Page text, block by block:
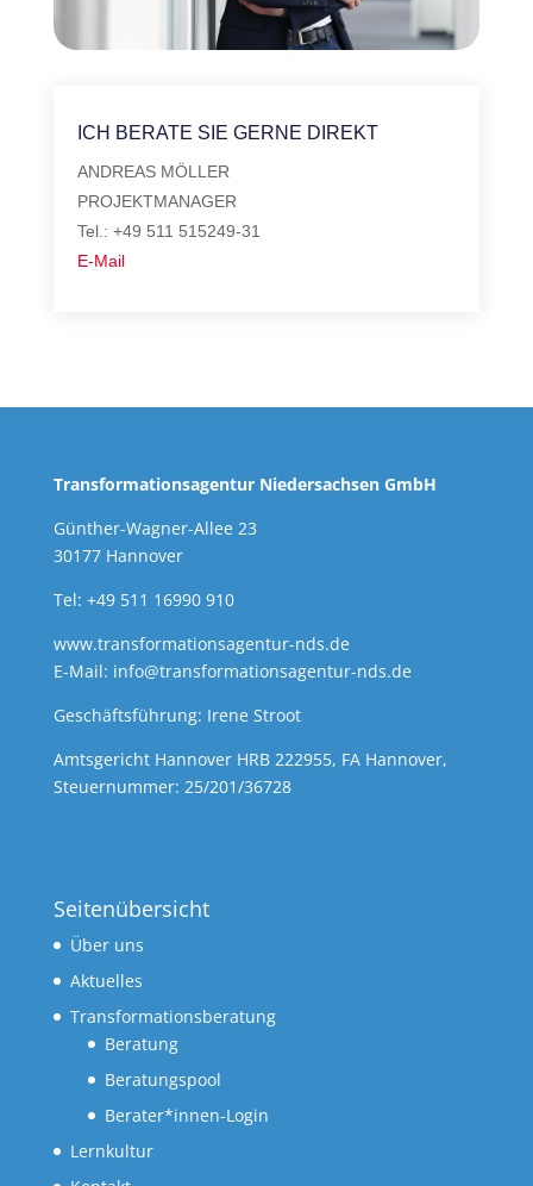
ICH BERATE SIE GERNE DIREKT
ANDREAS MÖLLER
PROJEKTMANAGER
Tel.: +49 511 515249-31
E-Mail
Transformationsagentur Niedersachsen GmbH
Günther-Wagner-Allee 23
30177 Hannover
Tel: +49 511 16990 910
www.transformationsagentur-nds.de
E-Mail: info@transformationsagentur-nds.de
Geschäftsführung: Irene Stroot
Amtsgericht Hannover HRB 222955, FA Hannover,
Steuernummer: 25/201/36728
Seitenübersicht
Über uns
Aktuelles
Transformationsberatung
Beratung
Beratungspool
Berater*innen-Login
Lernkultur